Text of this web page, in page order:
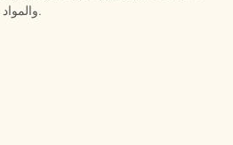
والمواد لتوريد الأثاث الخارجي التعاقدي.